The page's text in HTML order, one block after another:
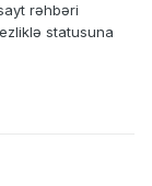
rəhbəri
statusuna